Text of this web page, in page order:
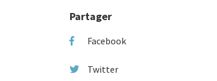
Partager
Facebook
Twitter